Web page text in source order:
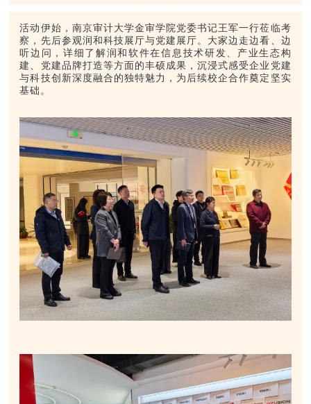
活动伊始，南京审计大学金审学院党委书记王军一行莅临考
察，先后参观润和科技展厅与党建展厅。大家边走边看、边
听边问，详细了解润和软件在信息技术研发、产业生态构
建、党建品牌打造等方面的丰硕成果，沉浸式感受企业党建
与科技创新深度融合的独特魅力，为后续校企合作奠定坚实
基础。